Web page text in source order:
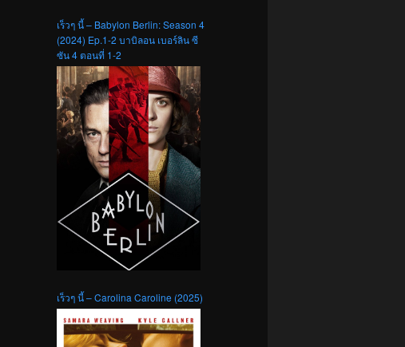
เร็วๆ นี้ – Babylon Berlin: Season 4
(2024) Ep.1-2 บาบิลอน เบอร์ลิน ซี
ซัน 4 ตอนที่ 1-2
เร็วๆ นี้ – Carolina Caroline (2025)